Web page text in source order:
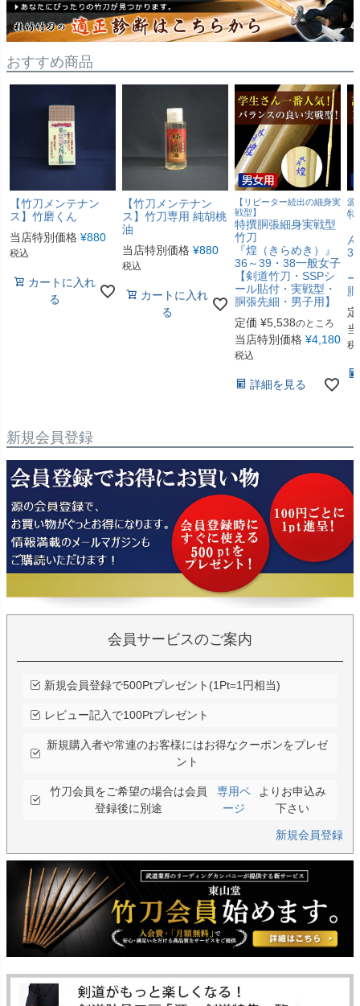
おすすめ商品
【竹刀メンテナン
ス】竹磨くん
当店特別価格 ¥880
税込
カートに入れ
る
【竹刀メンテナン
ス】竹刀専用 純胡桃
油
当店特別価格 ¥880
税込
カートに入れ
る
【リピーター続出の細身実
戦型】
特撰胴張細身実戦型
竹刀
『煌（きらめき）』
36～39・38一般女子
【剣道竹刀・SSPシ
ール貼付・実戦型・
胴張先細・男子用】
定価 ¥5,538のところ
当店特別価格 ¥4,180
税込
詳細を見る
源
税
新規会員登録
会員サービスのご案内
新規会員登録で500Ptプレゼント(1Pt=1円相当)
レビュー記入で100Ptプレゼント
新規購入者や常連のお客様にはお得なクーポンをプレゼ
ント
竹刀会員をご希望の場合は会員
登録後に別途
専用ペ
ージ
よりお申込み
下さい
新規会員登録